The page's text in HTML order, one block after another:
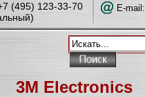
(495) 123-33-70
E-mail:
3M Electronics